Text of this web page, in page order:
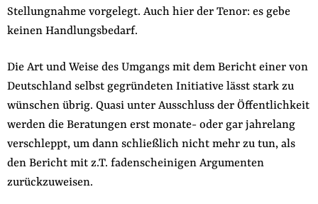
Stellungnahme vorgelegt. Auch hier der Tenor: es gebe
keinen Handlungsbedarf.
Die Art und Weise des Umgangs mit dem Bericht einer von
Deutschland selbst gegründeten Initiative lässt stark zu
wünschen übrig. Quasi unter Ausschluss der Öffentlichkeit
werden die Beratungen erst monate- oder gar jahrelang
verschleppt, um dann schließlich nicht mehr zu tun, als
den Bericht mit z.T. fadenscheinigen Argumenten
zurückzuweisen.